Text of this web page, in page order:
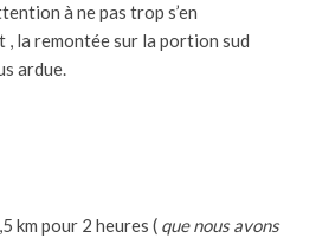
à ne pas trop s’en
la remontée sur la portion sud
ardue.
km pour 2 heures ( que nous avons